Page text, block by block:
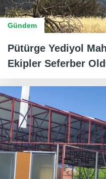
Gündem
Pütürge Yediyol
Ekipler Seferber